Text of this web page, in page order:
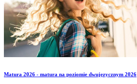
Matura 2026 - matura na poziomie dwujęzycznym 2026